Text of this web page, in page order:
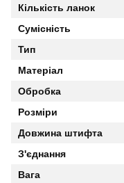
Кількість ланок
Сумісність
Тип
Матеріал
Обробка
Розміри
Довжина штифта
З'єднання
Вага